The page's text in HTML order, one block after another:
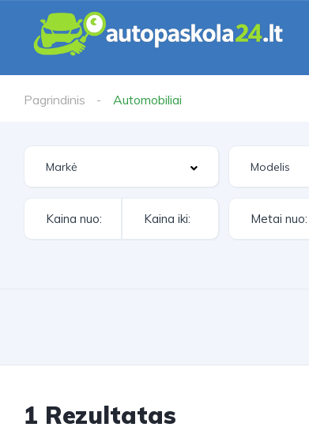
Pagrindinis Automobiliai
1 Rezultatas